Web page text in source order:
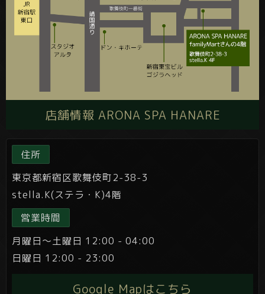
店舗情報 ARONA SPA HANARE
住所
東京都新宿区歌舞伎町2-38-3
stella.K(ステラ・K)4階
営業時間
月曜日～土曜日 12:00 - 04:00
日曜日 12:00 - 23:00
Google Mapはこちら